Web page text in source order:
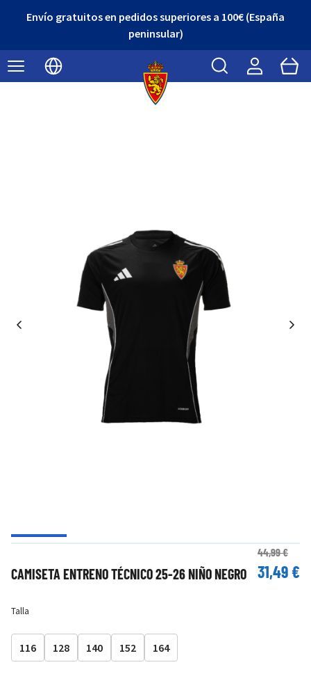
Envío gratuitos en pedidos superiores a 100€ (España
peninsular)
Seleccionar idioma
Buscar Cart
CAMISETA ENTRENO TÉCNICO 25-26 NIÑO NEGRO
44,99 €
31,49 €
Talla
116 128 140 152 164